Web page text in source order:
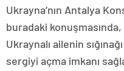
Ukrayna’nın Antalya
buradaki
Ukraynalı ailenin
sergiyi açma imkanı